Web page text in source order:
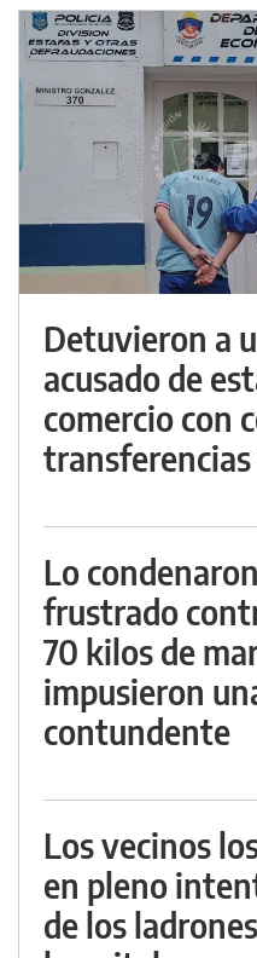
Detuvieron a
acusado de
comercio con
Lo
frustrado
70 kilos de
impusieron
contundente
Los vecinos
en pleno
de los